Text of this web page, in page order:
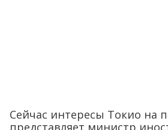
Сейчас интересы Токио на